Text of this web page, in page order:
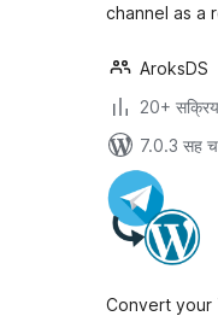
channel as a
AroksDS
20+ सक्रिय
7.0.3 सह
Convert your